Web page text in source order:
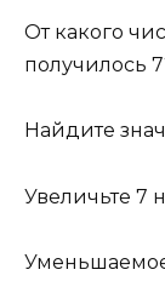
От какого
получилось
Найдите
Увеличьте 7